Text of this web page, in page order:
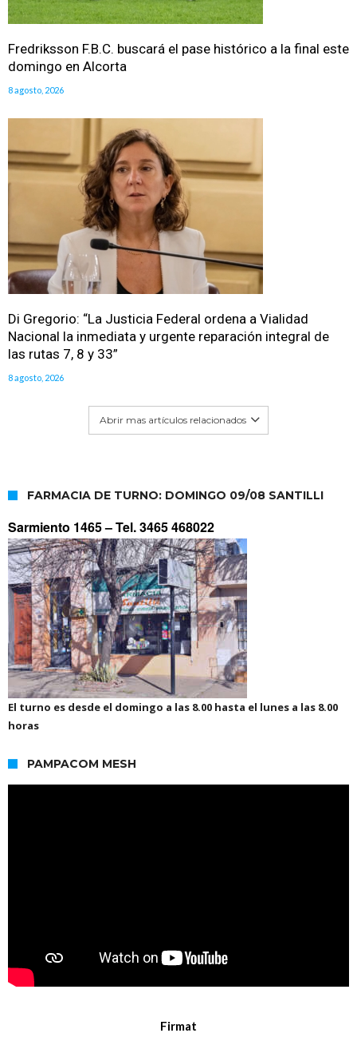
Fredriksson F.B.C. buscará el pase histórico a la final este
domingo en Alcorta
8 agosto, 2026
Di Gregorio: “La Justicia Federal ordena a Vialidad
Nacional la inmediata y urgente reparación integral de
las rutas 7, 8 y 33”
8 agosto, 2026
Abrir mas artículos relacionados
FARMACIA DE TURNO: DOMINGO 09/08 SANTILLI
Sarmiento 1465 –Tel. 3465 468022
El turno es desde el domingo a las 8.00 hasta el lunes a las 8.00
horas
PAMPACOM MESH
Firmat